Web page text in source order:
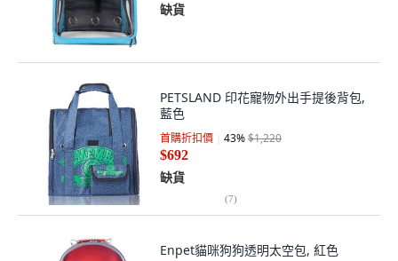
缺貨
PETSLAND 印花寵物外出手提後背包,
藍色
首購折扣價 43%$1,220
$692
缺貨
(7)
Enpet貓咪狗狗透明太空包, 紅色